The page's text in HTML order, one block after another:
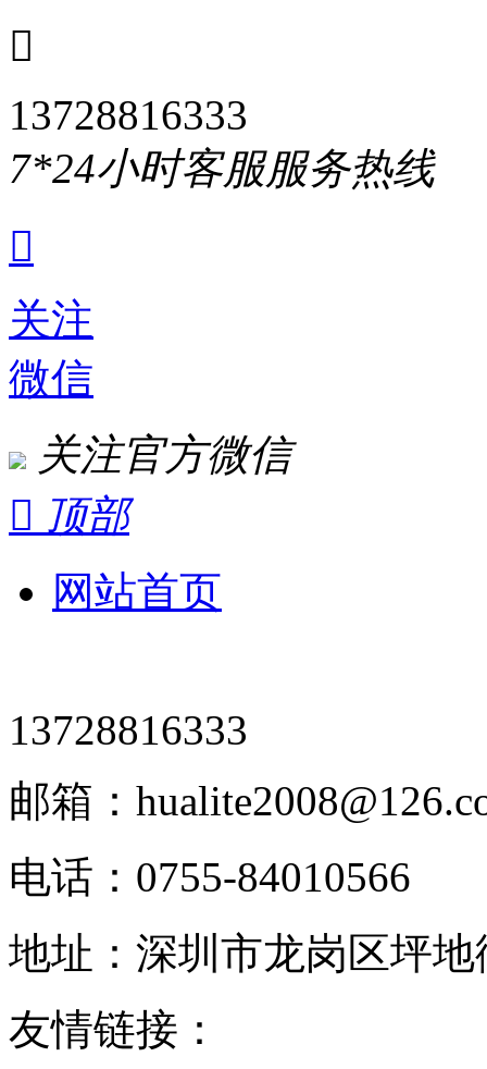

13728816333
7*24小时客服服务热线

关注
微信
关注官方微信
 顶部
网站首页
13728816333
邮箱：
电话：0755-84010566
地址：深圳市龙岗区坪
友情链接：